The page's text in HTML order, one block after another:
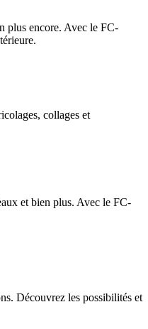
plus encore. Avec le FC-
collages et
et bien plus. Avec le FC-
Découvrez les possibilités et